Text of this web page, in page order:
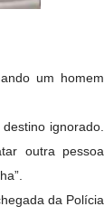
um homem
ignorado.
outra pessoa
da Polícia